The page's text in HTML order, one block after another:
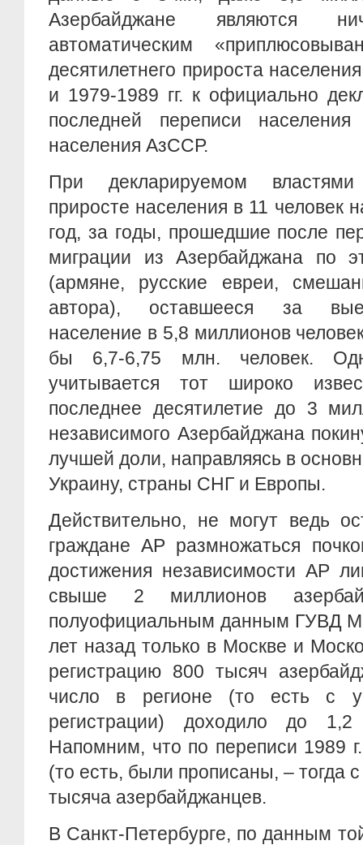
Азербайджане являются
автоматическим
десятилетнего прироста
и 1979-1989 гг. к официально
последней переписи
населения АзССР.
При декларируемом
приросте населения в 11 человек
год, за годы, прошедшие после
миграции из Азербайджана по
(армяне, русские евреи,
автора), оставшееся за
население в 5,8 миллионов
бы 6,7-6,75 млн. человек.
учитывается тот широко
последнее десятилетие до 3
независимого Азербайджана
лучшей доли, направляясь в
Украину, страны СНГ и Европы.
Действительно, не могут ведь
граждане АР размножаться
достижения независимости АР
свыше 2 миллионов
полуофициальным данным ГУВД
лет назад только в Москве и
регистрацию 800 тысяч
число в регионе (то есть с
регистрации) доходило до 1,2
Напомним, что по переписи 1989
(то есть, были прописаны, – тогда
тысяча азербайджанцев.
В Санкт-Петербурге, по данным